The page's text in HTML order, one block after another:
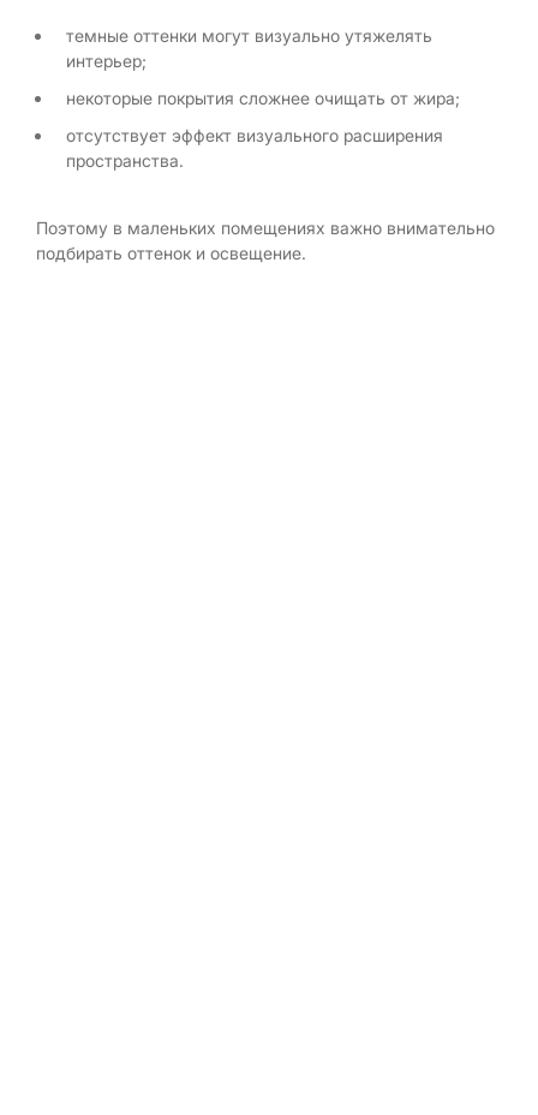
темные оттенки могут визуально утяжелять
интерьер;
некоторые покрытия сложнее очищать от жира;
отсутствует эффект визуального расширения
пространства.
Поэтому в маленьких помещениях важно внимательно
подбирать оттенок и освещение.